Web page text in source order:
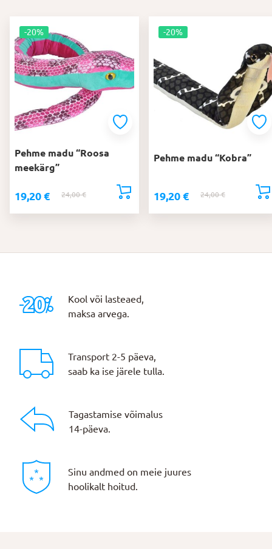
-20%
Pehme madu “Roosa
meekärg”
24,00€Algne
19,20 €
Praegune
-20%
Pehme madu “Kobra”
24,00€Algne
19,20 €
Praegune
Kool või lasteaed,
maksa arvega.
Transport 2-5 päeva,
saab ka ise järele tulla.
Tagastamise võimalus
14-päeva.
Sinu andmed on meie juures
hoolikalt hoitud.